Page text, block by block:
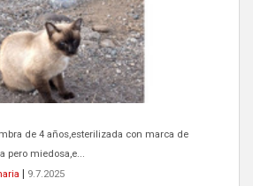
GATA TEROR GRAN CANARIA
llevar a Los Gatos callejeros de la zona los
9.7.2025